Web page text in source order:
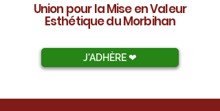
Union pour la Mise en Valeur
Esthétique du Morbihan
J'ADHÈRE ❤︎